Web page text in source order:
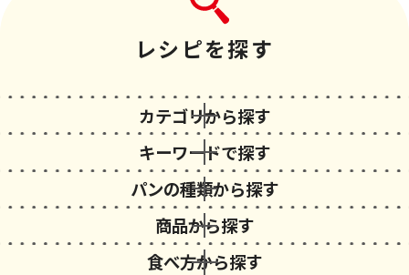
レシピを探す
カテゴリから探す
キーワードで探す
パンの種類から探す
商品から探す
食べ方から探す